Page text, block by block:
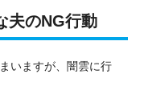
夫のNG行動
いますが、闇雲に行